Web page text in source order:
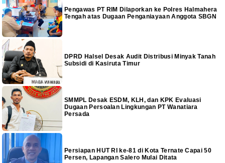
Pengawas PT RIM Dilaporkan ke Polres Halmahera
Tengah atas Dugaan Penganiayaan Anggota SBGN
DPRD Halsel Desak Audit Distribusi Minyak Tanah
Subsidi di Kasiruta Timur
SMMPL Desak ESDM, KLH, dan KPK Evaluasi
Dugaan Persoalan Lingkungan PT Wanatiara
Persada
Persiapan HUT RI ke-81 di Kota Ternate Capai 50
Persen, Lapangan Salero Mulai Ditata